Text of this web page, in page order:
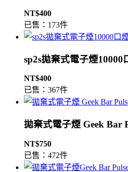
NT$400
已售：173件
sp2s拋棄式電子煙
NT$400
已售：367件
拋棄式電子煙 Geek Bar
NT$750
已售：472件